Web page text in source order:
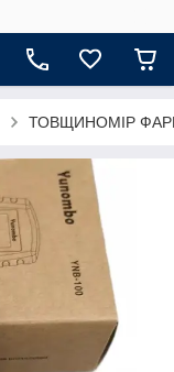
ТОВЩИНОМІР ФАРБИ